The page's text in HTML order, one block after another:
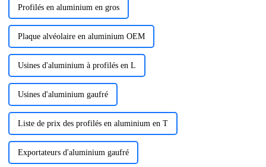
Profilés en aluminium en gros
Plaque alvéolaire en aluminium OEM
Usines d'aluminium à profilés en L
Usines d'aluminium gaufré
Liste de prix des profilés en aluminium en T
Exportateurs d'aluminium gaufré